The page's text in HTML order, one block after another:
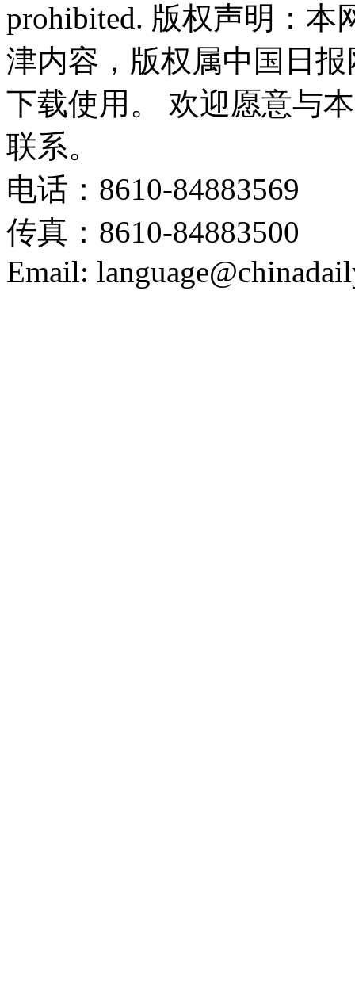
prohibited. 版权声明：
津内容，版权属中国日
下载使用。 欢迎愿意与
联系。
电话：8610-84883569
传真：8610-84883500
Email: